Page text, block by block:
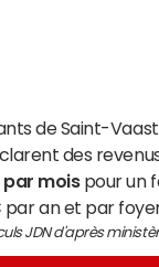
de Saint-
des
par moispour un
par an et par
JDN d'après